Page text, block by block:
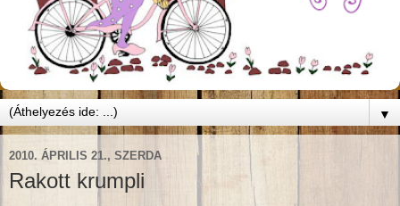
▼
2010. ÁPRILIS 21., SZERDA
Rakott krumpli